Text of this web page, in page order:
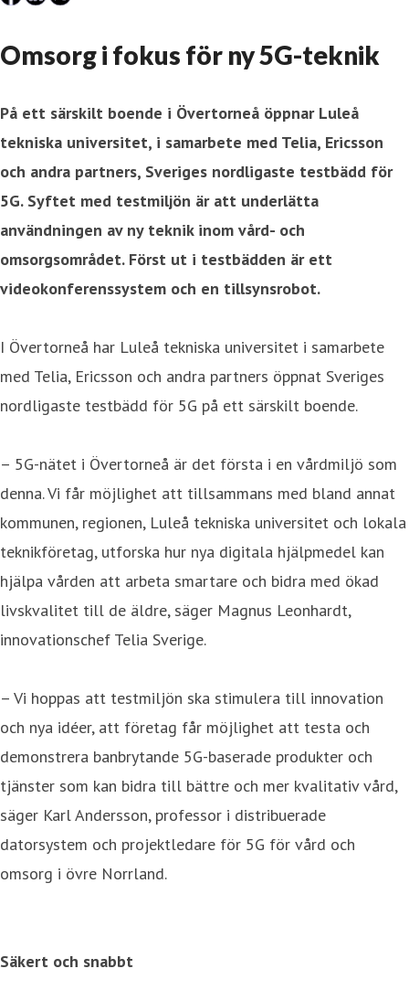
Omsorg i fokus för ny 5G-teknik
På ett särskilt boende i Övertorneå öppnar Luleå
tekniska universitet, i samarbete med Telia, Ericsson
och andra partners, Sveriges nordligaste testbädd för
5G. Syftet med testmiljön är att underlätta
användningen av ny teknik inom vård- och
omsorgsområdet. Först ut i testbädden är ett
videokonferenssystem och en tillsynsrobot.
I Övertorneå har Luleå tekniska universitet i samarbete
med Telia, Ericsson och andra partners öppnat Sveriges
nordligaste testbädd för 5G på ett särskilt boende.
– 5G-nätet i Övertorneå är det första i en vårdmiljö som
denna. Vi får möjlighet att tillsammans med bland annat
kommunen, regionen, Luleå tekniska universitet och lokala
teknikföretag, utforska hur nya digitala hjälpmedel kan
hjälpa vården att arbeta smartare och bidra med ökad
livskvalitet till de äldre, säger Magnus Leonhardt,
innovationschef Telia Sverige.
– Vi hoppas att testmiljön ska stimulera till innovation
och nya idéer, att företag får möjlighet att testa och
demonstrera banbrytande 5G-baserade produkter och
tjänster som kan bidra till bättre och mer kvalitativ vård,
säger Karl Andersson, professor i distribuerade
datorsystem och projektledare för 5G för vård och
omsorg i övre Norrland.
Säkert och snabbt